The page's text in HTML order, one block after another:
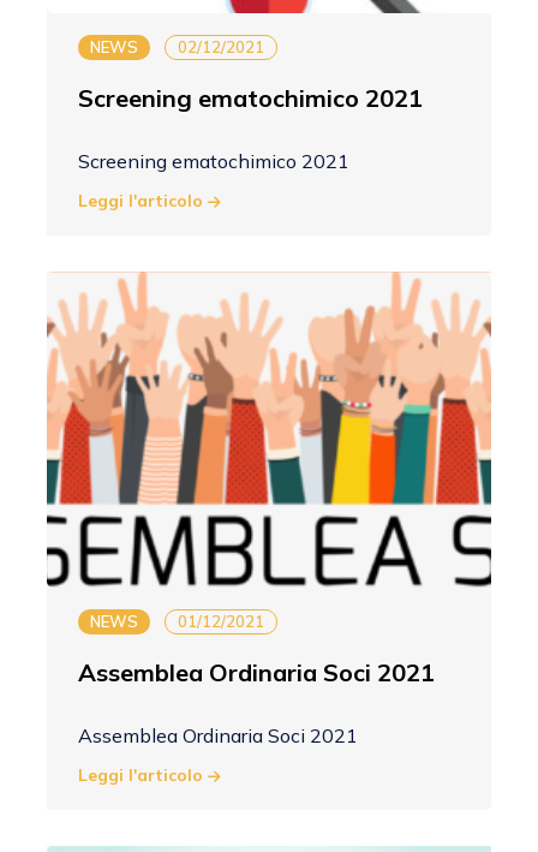
NEWS 02/12/2021
Screening ematochimico 2021
Screening ematochimico 2021
Leggi l'articolo
NEWS 01/12/2021
Assemblea Ordinaria Soci 2021
Assemblea Ordinaria Soci 2021
Leggi l'articolo